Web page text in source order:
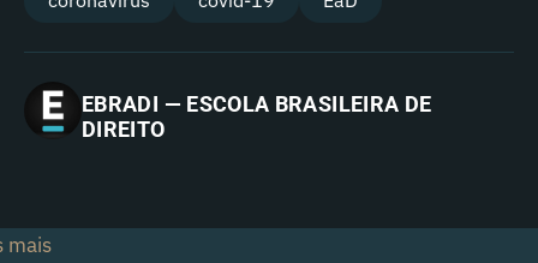
EBRADI — ESCOLA BRASILEIRA DE
DIREITO
mais